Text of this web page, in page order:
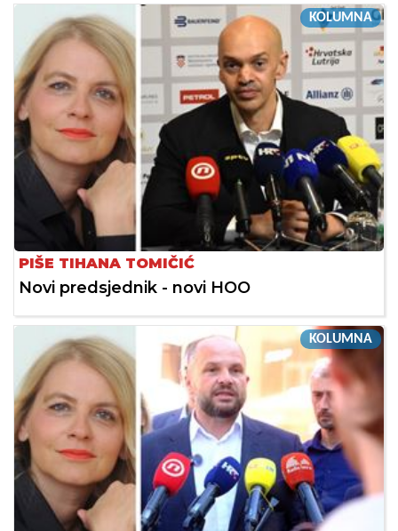
KOLUMNA
PIŠE TIHANA TOMIČIĆ
Novi predsjednik - novi HOO
KOLUMNA